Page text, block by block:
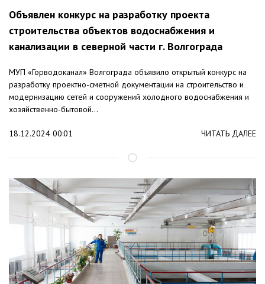
Объявлен конкурс на разработку проекта
строительства объектов водоснабжения и
канализации в северной части г. Волгограда
МУП «Горводоканал» Волгограда объявило открытый конкурс на
разработку проектно-сметной документации на строительство и
модернизацию сетей и сооружений холодного водоснабжения и
хозяйственно-бытовой...
18.12.2024 00:01 ЧИТАТЬ ДАЛЕЕ